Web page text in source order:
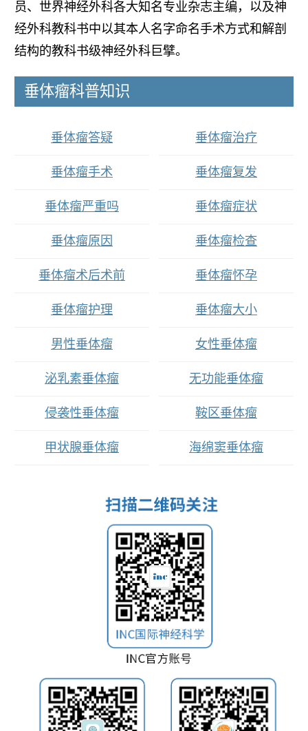
员、世界神经外科各大知名专业杂志主编，以及神
经外科教科书中以其本人名字命名手术方式和解剖
结构的教科书级神经外科巨擘。
垂体瘤科普知识
垂体瘤答疑 垂体瘤治疗
垂体瘤手术 垂体瘤复发
垂体瘤严重吗 垂体瘤症状
垂体瘤原因 垂体瘤检查
垂体瘤术后术前 垂体瘤怀孕
垂体瘤护理 垂体瘤大小
男性垂体瘤 女性垂体瘤
泌乳素垂体瘤 无功能垂体瘤
侵袭性垂体瘤 鞍区垂体瘤
甲状腺垂体瘤 海绵窦垂体瘤